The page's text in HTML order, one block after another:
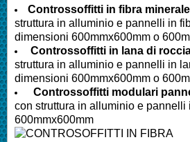
Controssoffitti in fibra minerale
struttura in alluminio e pannelli in
dimensioni 600mmx600mm o
Controssoffitti in lana di
struttura in alluminio e pannelli in
dimensioni 600mmx600mm o
Controssoffitti modulari
con struttura in alluminio e pannelli
600mmx600mm